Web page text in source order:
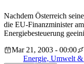
Nachdem Österreich
die EU-Finanzminister
Energiebesteuerung
Mar 21, 2003 - 00:00
Energie, Umwelt &